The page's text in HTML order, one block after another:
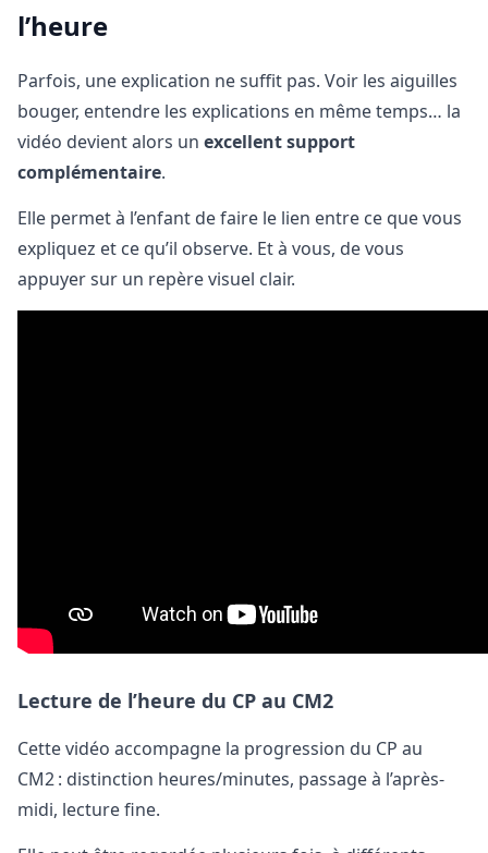
l’heure
Parfois, une explication ne suffit pas. Voir les aiguilles
bouger, entendre les explications en même temps… la
vidéo devient alors un excellent support
complémentaire.
Elle permet à l’enfant de faire le lien entre ce que vous
expliquez et ce qu’il observe. Et à vous, de vous
appuyer sur un repère visuel clair.
Lecture de l’heure du CP au CM2
Cette vidéo accompagne la progression du CP au
CM2 : distinction heures/minutes, passage à l’après-
midi, lecture fine.